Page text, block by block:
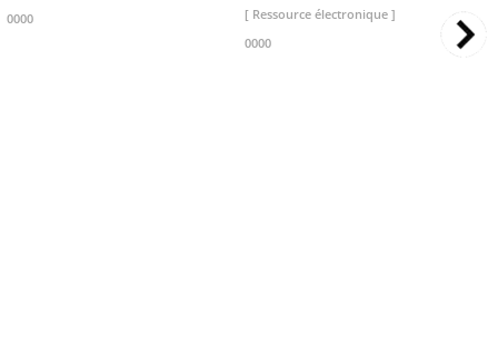
0000
[ Ressource électronique ]
0000